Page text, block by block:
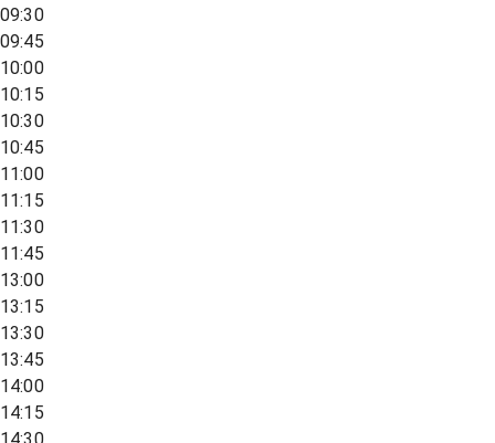
09:30
09:45
10:00
10:15
10:30
10:45
11:00
11:15
11:30
11:45
13:00
13:15
13:30
13:45
14:00
14:15
14:30